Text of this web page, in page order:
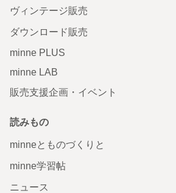
ヴィンテージ販売
ダウンロード販売
minne PLUS
minne LAB
販売支援企画・イベント
読みもの
minneとものづくりと
minne学習帖
ニュース